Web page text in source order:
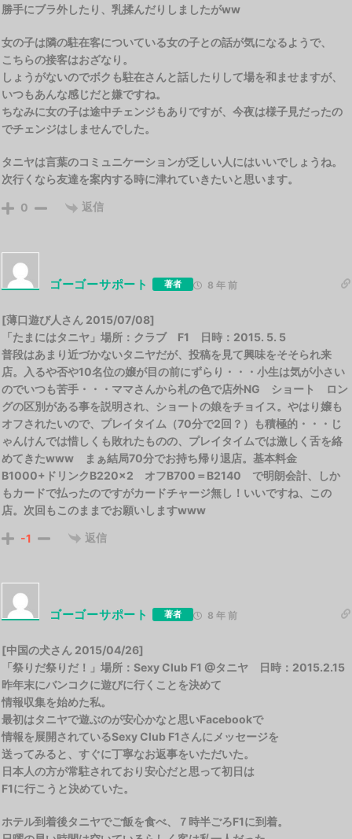
勝手にブラ外したり、乳揉んだりしましたがww
女の子は隣の駐在客についている女の子との話が気になるようで、
こちらの接客はおざなり。
しょうがないのでボクも駐在さんと話したりして場を和ませますが、
いつもあんな感じだと嫌ですね。
ちなみに女の子は途中チェンジもありですが、今夜は様子見だったの
でチェンジはしませんでした。
タニヤは言葉のコミュニケーションが乏しい人にはいいでしょうね。
次行くなら友達を案内する時に津れていきたいと思います。
0 返信
ゴーゴーサポート 著者 8 年 前
[薄口遊び人さん 2015/07/08]
「たまにはタニヤ」場所：クラブ F1 日時：2015. 5. 5
普段はあまり近づかないタニヤだが、投稿を見て興味をそそられ来
店。入るや否や10名位の嬢が目の前にずらり・・・小生は気が小さい
のでいつも苦手・・・ママさんから札の色で店外NG ショート ロン
グの区別がある事を説明され、ショートの娘をチョイス。やはり嬢も
オフされたいので、プレイタイム（70分で2回？）も積極的・・・じ
ゃんけんでは惜しくも敗れたものの、プレイタイムでは激しく舌を絡
めてきたwww まぁ結局70分でお持ち帰り退店。基本料金
B1000+ドリンクB220×2 オフB700＝B2140 で明朗会計、しか
もカードで払ったのですがカードチャージ無し！いいですね、この
店。次回もこのままでお願いしますwww
-1 返信
ゴーゴーサポート 著者 8 年 前
[中国の犬さん 2015/04/26]
「祭りだ祭りだ！」場所：Sexy Club F1 @タニヤ 日時：2015.2.15
昨年末にバンコクに遊びに行くことを決めて
情報収集を始めた私。
最初はタニヤで遊ぶのが安心かなと思いFacebookで
情報を展開されているSexy Club F1さんにメッセージを
送ってみると、すぐに丁寧なお返事をいただいた。
日本人の方が常駐されており安心だと思って初日は
F1に行こうと決めていた。
ホテル到着後タニヤでご飯を食べ、７時半ごろF1に到着。